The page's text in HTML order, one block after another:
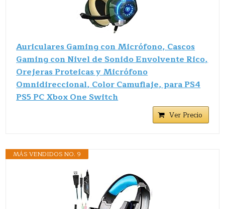
Auriculares Gaming con Micrófono, Cascos
Gaming con Nivel de Sonido Envolvente Rico,
Orejeras Proteicas y Micrófono
Omnidireccional, Color Camuflaje, para PS4
PS5 PC Xbox One Switch
Ver Precio
MÁS VENDIDOS NO. 9